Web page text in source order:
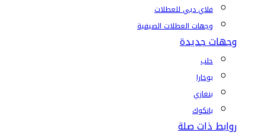
فلاي دبي للعطلات
وجهات العطلات الصيفية
وجهات جديدة
حلب
بوخارا
بنغازي
بانكوك
روابط ذات صلة